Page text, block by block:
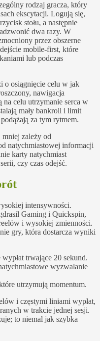
rodzaj gracza, który
ekscytacji. Logują się,
stołu, a następnie
dwa razy. W
przez obszerne
mobile-first, które
lub podczas
o osiągnięcie celu w jak
nawigacja
na celu utrzymanie serca w
mały bankroll i limit
za tym rytmem.
zależy od
natychmiastowej informacji
karty natychmiast
czy czas odejść.
intensywności.
Gaming i Quickspin,
i wysokiej zmienności.
gry, która dostarcza wyniki
trwające 20 sekund.
wyzwalanie
utrzymują momentum.
i częstymi liniami wypłat,
w trakcie jednej sesji.
to niemal jak szybka